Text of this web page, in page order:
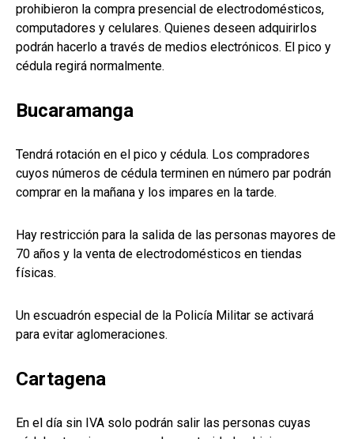
prohibieron la compra presencial de electrodomésticos,
computadores y celulares. Quienes deseen adquirirlos
podrán hacerlo a través de medios electrónicos. El pico y
cédula regirá normalmente.
Bucaramanga
Tendrá rotación en el pico y cédula. Los compradores
cuyos números de cédula terminen en número par podrán
comprar en la mañana y los impares en la tarde.
Hay restricción para la salida de las personas mayores de
70 años y la venta de electrodomésticos en tiendas
físicas.
Un escuadrón especial de la Policía Militar se activará
para evitar aglomeraciones.
Cartagena
En el día sin IVA solo podrán salir las personas cuyas